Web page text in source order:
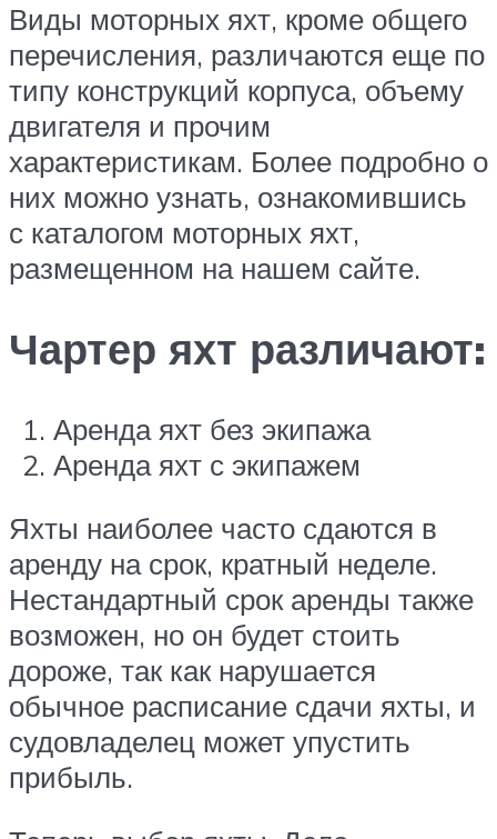
Виды моторных яхт, кроме общего
перечисления, различаются еще по
типу конструкций корпуса, объему
двигателя и прочим
характеристикам. Более подробно о
них можно узнать, ознакомившись
с каталогом моторных яхт,
размещенном на нашем сайте.
Чартер яхт различают:
Аренда яхт без экипажа
Аренда яхт с экипажем
Яхты наиболее часто сдаются в
аренду на срок, кратный неделе.
Нестандартный срок аренды также
возможен, но он будет стоить
дороже, так как нарушается
обычное расписание сдачи яхты, и
судовладелец может упустить
прибыль.